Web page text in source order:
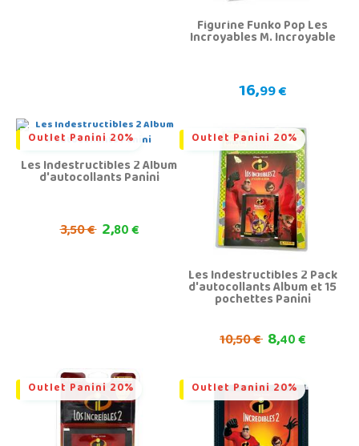
Figurine Funko Pop Les
Incroyables M. Incroyable
16,99 €
Outlet Panini 20%
Les Indestructibles 2 Album
d'autocollants Panini
3,50 € 2,80 €
Outlet Panini 20%
Les Indestructibles 2 Pack
d'autocollants Album et 15
pochettes Panini
10,50 € 8,40 €
Outlet Panini 20% Outlet Panini 20%